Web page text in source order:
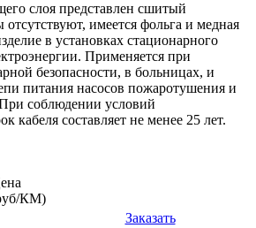
слоя представлен сшитый
имеется фольга и медная
в установках стационарного
Применяется при
безопасности, в больницах, и
питания насосов пожаротушения и
соблюдении условий
кабеля составляет не менее 25 лет.
КМ)
Заказать